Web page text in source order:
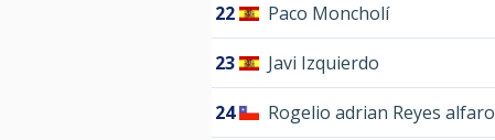
22 Paco Moncholí
23 Javi Izquierdo
24 Rogelio adrian Reyes alfaro